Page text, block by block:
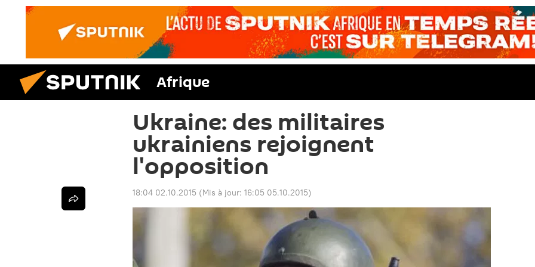
Afrique
Ukraine: des militaires
ukrainiens rejoignent
l'opposition
18:04 02.10.2015 (Mis à jour: 16:05 05.10.2015)